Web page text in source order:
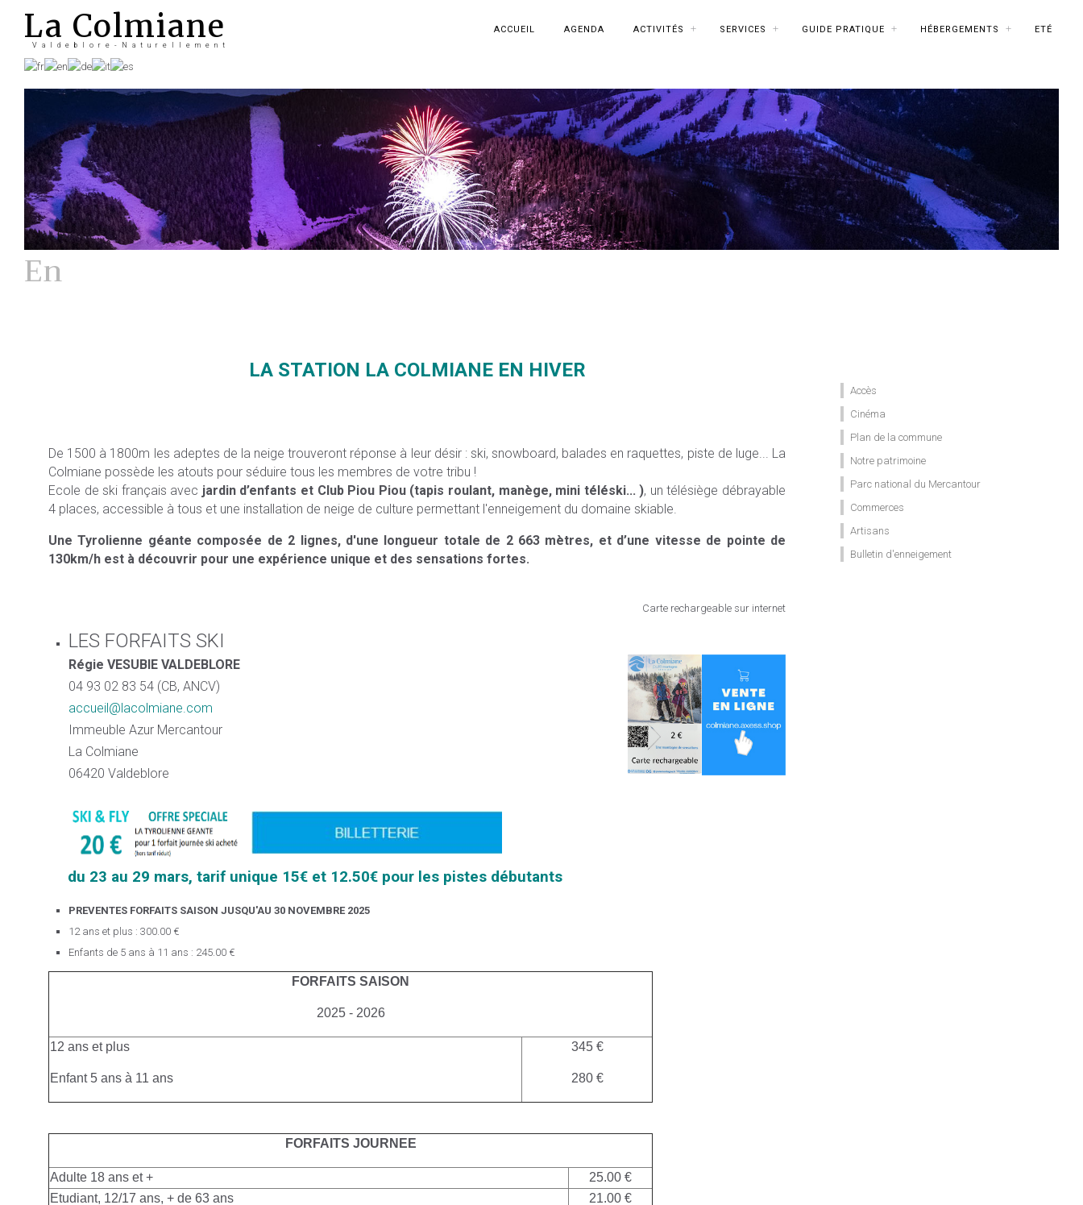
La Colmiane
Valdeblore-Naturellement
ACCUEIL AGENDA ACTIVITÉS SERVICES GUIDE PRATIQUE HÉBERGEMENTS ETÉ
En
Accès
Cinéma
Plan de la commune
Notre patrimoine
Parc national du Mercantour
Commerces
Artisans
Bulletin d'enneigement
LA STATION LA COLMIANE EN HIVER
De 1500 à 1800m les adeptes de la neige trouveront réponse à leur désir : ski, snowboard, balades en raquettes, piste de luge... La
Colmiane possède les atouts pour séduire tous les membres de votre tribu !
Ecole de ski français avec jardin d’enfants et Club Piou Piou (tapis roulant, manège, mini téléski... ), un télésiège débrayable
4 places, accessible à tous et une installation de neige de culture permettant l'enneigement du domaine skiable.
Une Tyrolienne géante composée de 2 lignes, d'une longueur totale de 2 663 mètres, et d’une vitesse de pointe de
130km/h est à découvrir pour une expérience unique et des sensations fortes.
Carte rechargeable sur internet
LES FORFAITS SKI
Régie VESUBIE VALDEBLORE
04 93 02 83 54 (CB, ANCV)
accueil@lacolmiane.com
Immeuble Azur Mercantour
La Colmiane
06420 Valdeblore
du 23 au 29 mars, tarif unique 15€ et 12.50€ pour les pistes débutants
PREVENTES FORFAITS SAISON JUSQU'AU 30 NOVEMBRE 2025
12 ans et plus : 300.00 €
Enfants de 5 ans à 11 ans : 245.00 €
FORFAITS SAISON
2025 - 2026
12 ans et plus
Enfant 5 ans à 11 ans
345 €
280 €
FORFAITS JOURNEE
Adulte 18 ans et +
25.00 €
Etudiant, 12/17 ans, + de 63 ans
21.00 €